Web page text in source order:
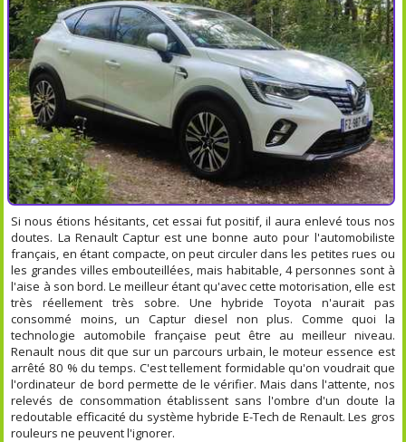
Si nous étions hésitants, cet essai fut positif, il aura enlevé tous nos
doutes. La Renault Captur est une bonne auto pour l'automobiliste
français, en étant compacte, on peut circuler dans les petites rues ou
les grandes villes embouteillées, mais habitable, 4 personnes sont à
l'aise à son bord. Le meilleur étant qu'avec cette motorisation, elle est
très réellement très sobre. Une hybride Toyota n'aurait pas
consommé moins, un Captur diesel non plus. Comme quoi la
technologie automobile française peut être au meilleur niveau.
Renault nous dit que sur un parcours urbain, le moteur essence est
arrêté 80 % du temps. C'est tellement formidable qu'on voudrait que
l'ordinateur de bord permette de le vérifier. Mais dans l'attente, nos
relevés de consommation établissent sans l'ombre d'un doute la
redoutable efficacité du système hybride E-Tech de Renault. Les gros
rouleurs ne peuvent l'ignorer.